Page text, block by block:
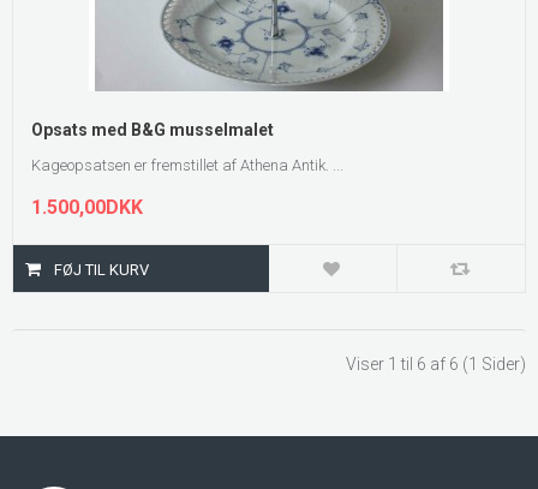
Opsats med B&G musselmalet
Kageopsatsen er fremstillet af Athena Antik. ...
1.500,00DKK
Viser 1 til 6 af 6 (1 Sider)